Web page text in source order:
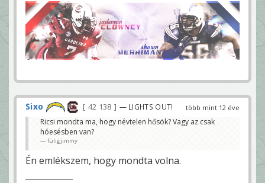
több mint 12 éve
Sixo 42 138 — LIGHTS OUT!
Ricsi mondta ma, hogy névtelen hősök? Vagy az csak
hóesésben van?
füligjimmy
Én emlékszem, hogy mondta volna.